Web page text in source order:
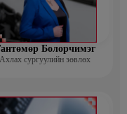
Болорчимэг
Ахлах сургуулийн зөвлөх